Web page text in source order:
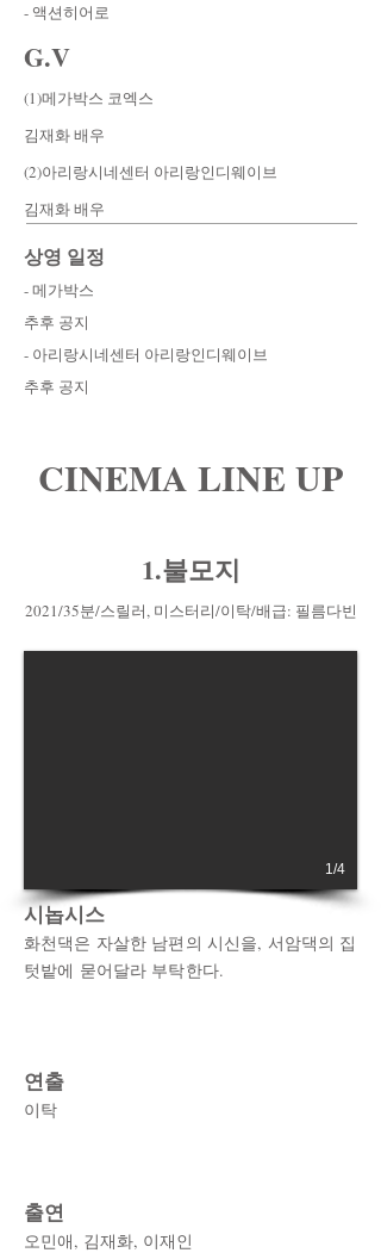
- 액션히어로
상영 일정
- 메가박스
추후 공지
- 아리랑시네센터 아리랑인디웨이브
​추후 공지
G.V
(1)메가박스 코엑스
김재화 배우
(2)아리랑시네센터 아리랑인디웨이브
​김재화 배우
CINEMA LINE UP
1.불모지
2021/35분/스릴러, 미스터리/이탁/배급: 필름다빈
1/4
시놉시스
화천댁은 자살한 남편의 시신을, 서암댁의 집
텃밭에 묻어달라 부탁한다.
연출
이탁
출연
​오민애, 김재화, 이재인